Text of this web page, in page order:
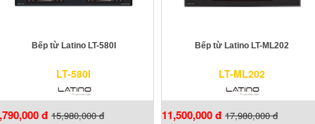
Bếp từ Latino LT-580I
LT-580I
đ 15,980,000 đ
Bếp từ Latino LT-ML202
LT-ML202
11,500,000 đ 17,980,000 đ